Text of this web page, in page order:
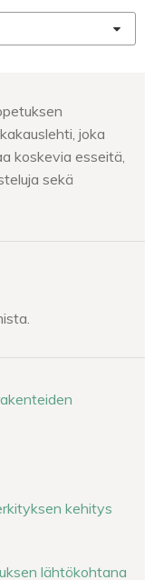
joka
koskevia esseitä,
sekä
kehitys
lähtökohtana